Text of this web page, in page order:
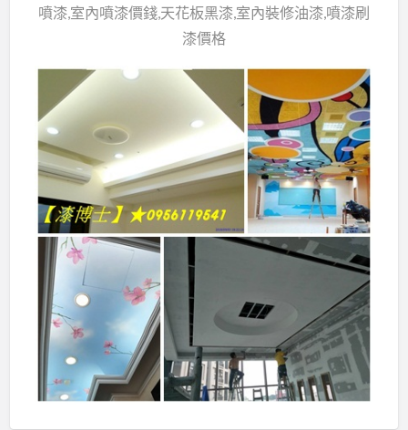
噴漆,室內噴漆價錢,天花板黑漆,室內裝修油漆,噴漆刷
漆價格